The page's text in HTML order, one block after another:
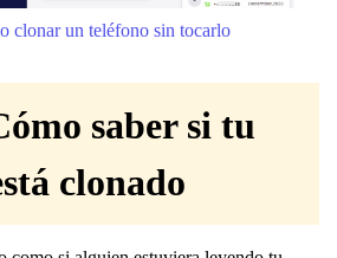
clonar un teléfono sin tocarlo
saber si tu
clonado